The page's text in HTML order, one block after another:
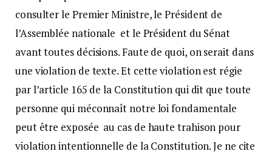
consulter le Premier Ministre, le Président de
l’Assemblée nationale et le Président du Sénat
avant toutes décisions. Faute de quoi, on serait dans
une violation de texte. Et cette violation est régie
par l’article 165 de la Constitution qui dit que toute
personne qui méconnaît notre loi fondamentale
peut être exposée au cas de haute trahison pour
violation intentionnelle de la Constitution. Je ne cite